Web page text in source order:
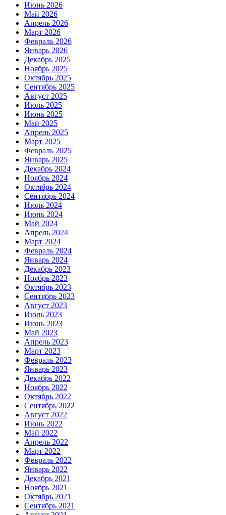
Июнь 2026
Май 2026
Апрель 2026
Март 2026
Февраль 2026
Январь 2026
Декабрь 2025
Ноябрь 2025
Октябрь 2025
Сентябрь 2025
Август 2025
Июль 2025
Июнь 2025
Май 2025
Апрель 2025
Март 2025
Февраль 2025
Январь 2025
Декабрь 2024
Ноябрь 2024
Октябрь 2024
Сентябрь 2024
Июль 2024
Июнь 2024
Май 2024
Апрель 2024
Март 2024
Февраль 2024
Январь 2024
Декабрь 2023
Ноябрь 2023
Октябрь 2023
Сентябрь 2023
Август 2023
Июль 2023
Июнь 2023
Май 2023
Апрель 2023
Март 2023
Февраль 2023
Январь 2023
Декабрь 2022
Ноябрь 2022
Октябрь 2022
Сентябрь 2022
Август 2022
Июнь 2022
Май 2022
Апрель 2022
Март 2022
Февраль 2022
Январь 2022
Декабрь 2021
Ноябрь 2021
Октябрь 2021
Сентябрь 2021